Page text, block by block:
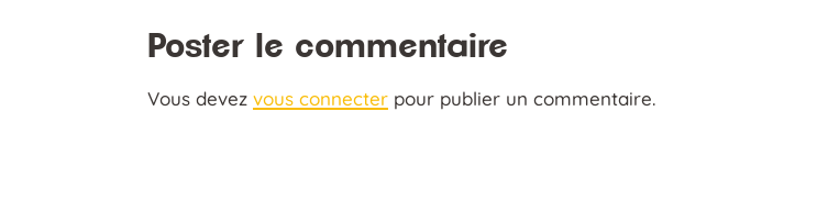
Poster le commentaire
Vous devezvous connecter pour publier un commentaire.